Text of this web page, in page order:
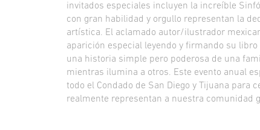
invitados especiales incluyen la increíble
con gran habilidad y orgullo representan la
artística. El aclamado autor/ilustrador
aparición especial leyendo y firmando su libro
una historia simple pero poderosa de una
mientras ilumina a otros. Este evento anual
todo el Condado de San Diego y Tijuana para
realmente representan a nuestra comunidad